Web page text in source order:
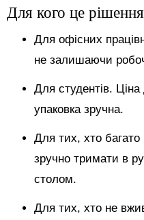
Для кого це
Для офісних
не залишаючи
Для студентів.
упаковка зручна.
Для тих, хто
зручно тримати в
столом.
Для тих, хто не